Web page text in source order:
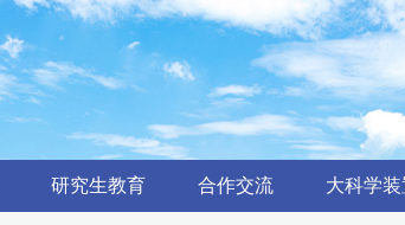
研究生教育 合作交流 大科学装